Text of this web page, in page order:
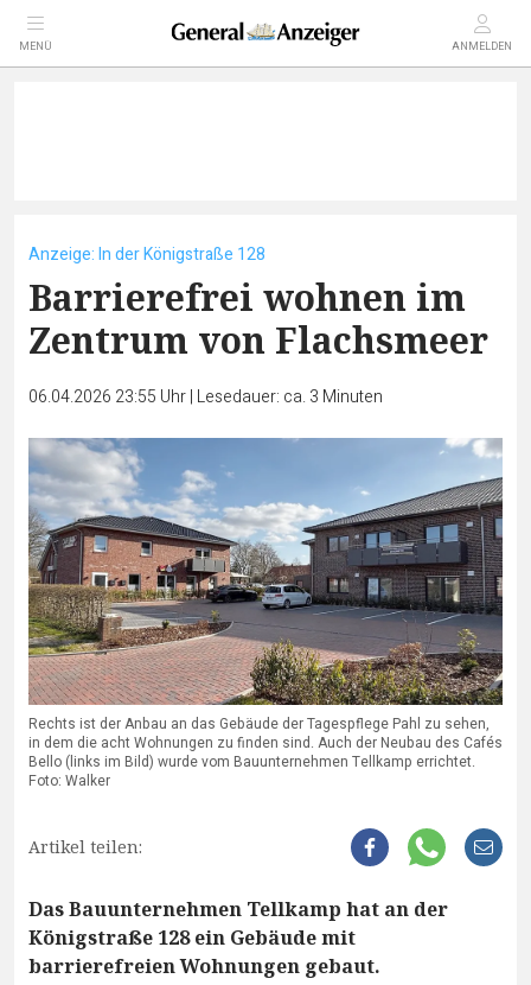
MENÜ ANMELDEN
Anzeige: In der Königstraße 128
Barrierefrei wohnen im
Zentrum von Flachsmeer
06.04.2026 23:55 Uhr| Lesedauer: ca. 3 Minuten
Rechts ist der Anbau an das Gebäude der Tagespflege Pahl zu sehen,
in dem die acht Wohnungen zu finden sind. Auch der Neubau des Cafés
Bello (links im Bild) wurde vom Bauunternehmen Tellkamp errichtet.
Foto: Walker
Artikel teilen:
Das Bauunternehmen Tellkamp hat an der
Königstraße 128 ein Gebäude mit
barrierefreien Wohnungen gebaut.